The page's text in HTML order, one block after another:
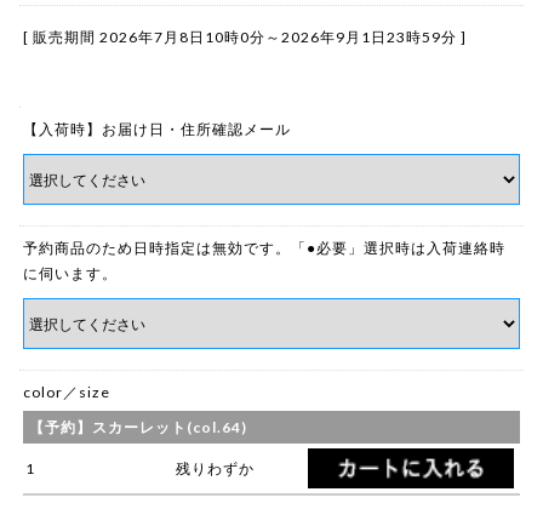
[ 販売期間 2026年7月8日10時0分 ～ 2026年9月1日23時59分 ]
【入荷時】お届け日・住所確認メール
予約商品のため日時指定は無効です。「●必要」選択時は入荷連絡時
に伺います。
color／size
【予約】スカーレット(col.64)
1 残りわずか